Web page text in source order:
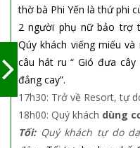
thờ bà Phi Yến là thứ phi
2 người phụ nữ bảo trợ
Qúy khách viếng miếu
câu hát ru “ Gió đưa
đắng cay”.
17h30: Trở về Resort, tự
18h00: Quý khách dùng
Tối:Quý khách tự do